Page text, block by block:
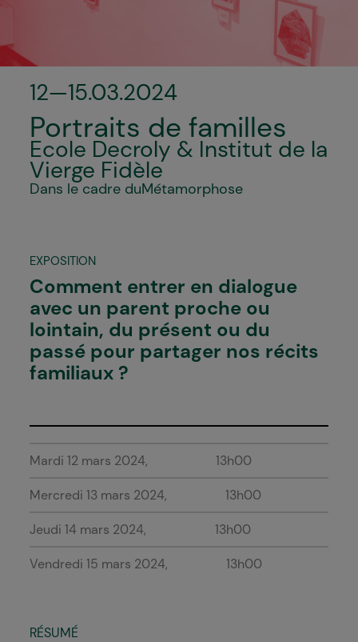
12—15.03.2024
Portraits de familles
Ecole Decroly & Institut de la
Vierge Fidèle
Dans le cadre duMétamorphose
EXPOSITION
Comment entrer en dialogue
avec un parent proche ou
lointain, du présent ou du
passé pour partager nos récits
familiaux ?
Mardi 12 mars 2024 13h00
Mercredi 13 mars 2024 13h00
Jeudi 14 mars 2024 13h00
Vendredi 15 mars 2024 13h00
RÉSUMÉ